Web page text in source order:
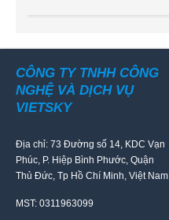
CÔNG TY TNHH CÔNG
NGHỆ VÀ DỊCH VỤ
VIETSKY
Địa chỉ: 73 Đường số 14, KDC Vạn
Phúc, P. Hiệp Bình Phước, Quận
Thủ Đức, Tp Hồ Chí Minh, Việt Nam
MST: 0311963099